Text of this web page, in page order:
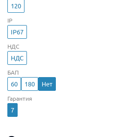
120
IP
IP67
НДС
НДС
БАП
60 180 Нет
Гарантия
7